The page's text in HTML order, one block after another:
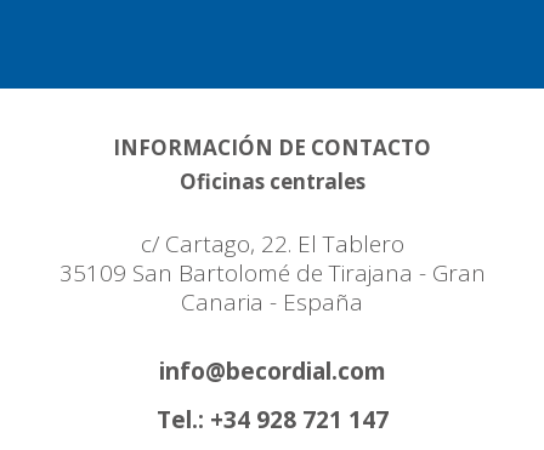
INFORMACIÓN DE CONTACTO
Oficinas centrales
c/ Cartago, 22. El Tablero
35109 San Bartolomé de Tirajana - Gran
Canaria - España
info@becordial.com
Tel.: +34 928 721 147